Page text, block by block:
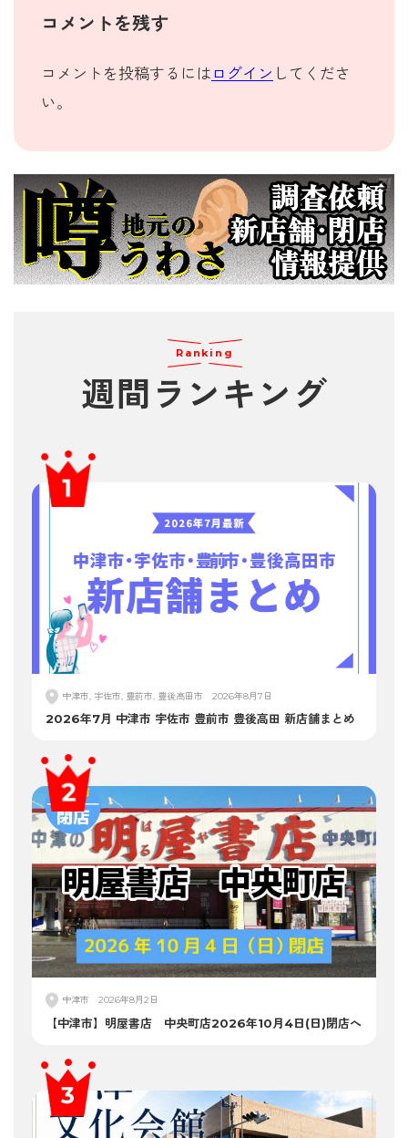
コメントを残す
コメントを投稿するには ログイン してくださ
い。
Ranking
週間 ランキング
中津市, 宇佐市, 豊前市, 豊後高田市 2026年8月7日
2026年7月 中津市 宇佐市 豊前市 豊後高田 新店舗まとめ
中津市 2026年8月2日
【中津市】明屋書店 中央町店2026年10月4日(日)閉店へ